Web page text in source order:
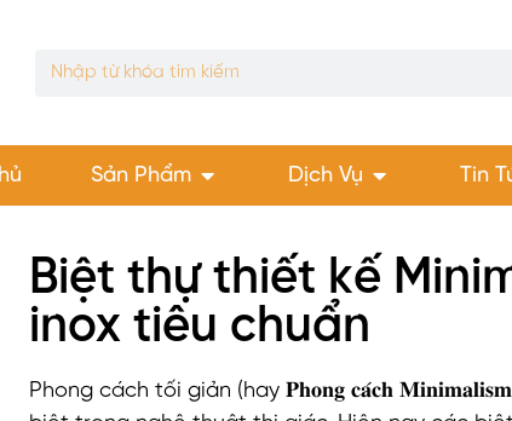
Sản Phẩm Dịch Vụ Tin
Biệt thự thiết kế
inox tiêu chuẩn
Phong cách tối giản (hay 𝐏𝐡𝐨𝐧𝐠 𝐜𝐚́𝐜𝐡